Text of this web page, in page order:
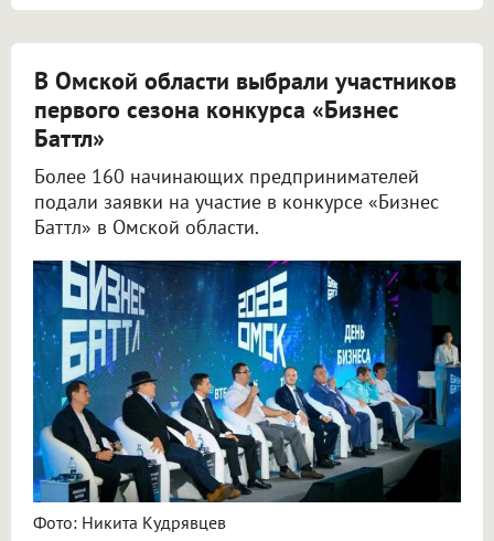
В Омской области выбрали участников
первого сезона конкурса «Бизнес
Баттл»
Более 160 начинающих предпринимателей
подали заявки на участие в конкурсе «Бизнес
Баттл» в Омской области.
Фото: Никита Кудрявцев